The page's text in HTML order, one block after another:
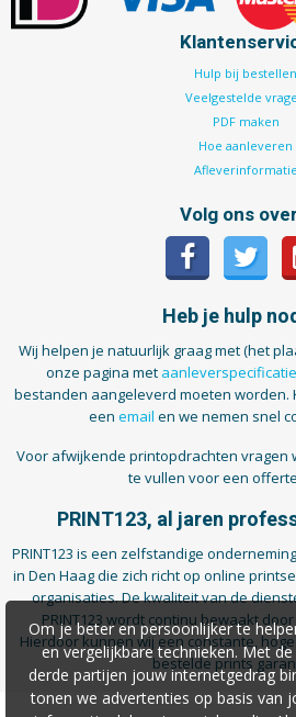
Hulp bij bestellen
Veelgestelde
PDF maken
Hoe aanleveren
Afleverinformatie
Volg ons
Heb je hulp
Wij helpen je natuurlijk graag met (het
onze pagina met
bestanden aangeleverd moeten worden.
een email en we nemen snel
Voor afwijkende printopdrachten vragen
te vullen voor een
PRINT123, al jaren
PRINT123 is een zelfstandige
in Den Haag die zich richt op online
organisaties. De kwaliteit van de
PRINT123 wordt continu bewaakt
Hierdoor kunnen wij een constante,
bestelde prints
Om je beter en persoonlijker te
en vergelijkbare technieken. Met
derde partijen jouw internetgedrag
tonen we advertenties op basis van